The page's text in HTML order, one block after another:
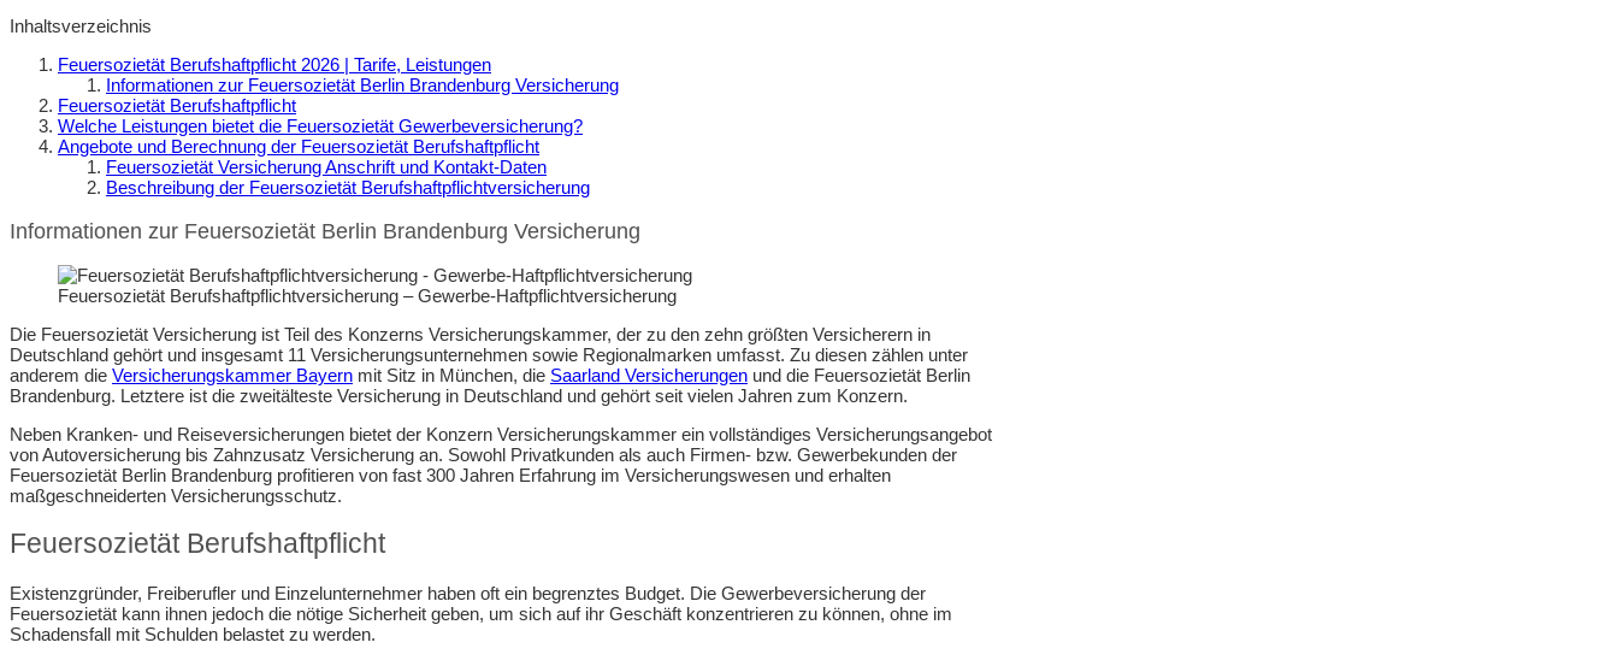
Inhaltsverzeichnis
Feuersozietät Berufshaftpflicht 2026 | Tarife, Leistungen
Informationen zur Feuersozietät Berlin Brandenburg Versicherung
Feuersozietät Berufshaftpflicht
Welche Leistungen bietet die Feuersozietät Gewerbeversicherung?
Angebote und Berechnung der Feuersozietät Berufshaftpflicht
Feuersozietät Versicherung Anschrift und Kontakt-Daten
Beschreibung der Feuersozietät Berufshaftpflichtversicherung
Informationen zur Feuersozietät Berlin Brandenburg Versicherung
Feuersozietät Berufshaftpflichtversicherung – Gewerbe-Haftpflichtversicherung
Die Feuersozietät Versicherung ist Teil des Konzerns Versicherungskammer, der zu den zehn größten Versicherern in
Deutschland gehört und insgesamt 11 Versicherungsunternehmen sowie Regionalmarken umfasst. Zu diesen zählen unter
anderem die Versicherungskammer Bayern mit Sitz in München, die Saarland Versicherungen und die Feuersozietät Berlin
Brandenburg. Letztere ist die zweitälteste Versicherung in Deutschland und gehört seit vielen Jahren zum Konzern.
Neben Kranken- und Reiseversicherungen bietet der Konzern Versicherungskammer ein vollständiges Versicherungsangebot
von Autoversicherung bis Zahnzusatz Versicherung an. Sowohl Privatkunden als auch Firmen- bzw. Gewerbekunden der
Feuersozietät Berlin Brandenburg profitieren von fast 300 Jahren Erfahrung im Versicherungswesen und erhalten
maßgeschneiderten Versicherungsschutz.
Feuersozietät Berufshaftpflicht
Existenzgründer, Freiberufler und Einzelunternehmer haben oft ein begrenztes Budget. Die Gewerbeversicherung der
Feuersozietät kann ihnen jedoch die nötige Sicherheit geben, um sich auf ihr Geschäft konzentrieren zu können, ohne im
Schadensfall mit Schulden belastet zu werden.